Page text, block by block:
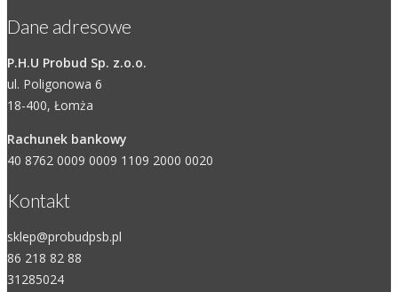
Dane adresowe
P.H.U Probud Sp. z.o.o.
ul. Poligonowa 6
18-400, Łomża
Rachunek bankowy
40 8762 0009 0009 1109 2000 0020
Kontakt
sklep@probudpsb.pl
86 218 82 88
31285024